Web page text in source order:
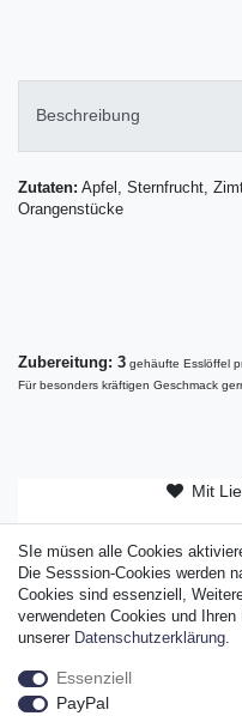
Beschreibung
Zutaten: Apfel, Sternfrucht,
Orangenstücke
Zubereitung: 3 gehäufte Esslöffel
Für besonders kräftigen Geschmack
Mit
Widerrufs­recht
SIe müsen alle Cookies
Die Sesssion-Cookies werden
Cookies sind essenziell,
verwendeten Cookies und
unserer Daten­schutz­erklärung.
Essenziell
PayPal